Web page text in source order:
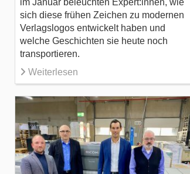
im Januar beleuchten Expert:innen, wie
sich diese frühen Zeichen zu modernen
Verlagslogos entwickelt haben und
welche Geschichten sie heute noch
transportieren.
Weiterlesen